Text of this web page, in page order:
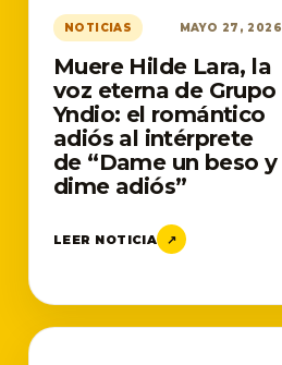
NOTICIAS MAYO 27, 2026
Muere Hilde Lara, la
voz eterna de Grupo
Yndio: el romántico
adiós al intérprete
de “Dame un beso y
dime adiós”
LEER NOTICIA ↗